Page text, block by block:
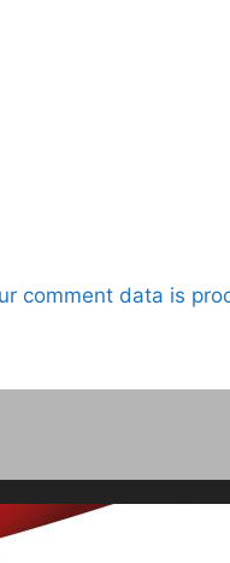
comment data is